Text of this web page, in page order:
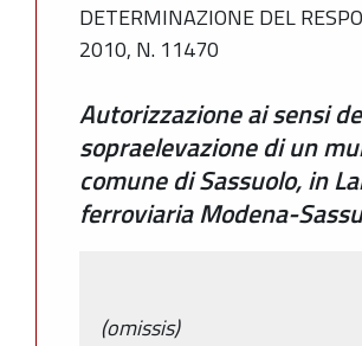
DETERMINAZIONE DEL
2010, N. 11470
Autorizzazione ai sensi
sopraelevazione di un
comune di Sassuolo, in
ferroviaria Modena-
(omissis)